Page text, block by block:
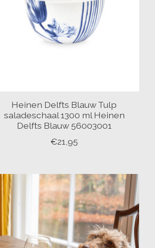
Heinen Delfts Blauw Tulp
saladeschaal 1300 ml Heinen
Delfts Blauw 56003001
€21,95